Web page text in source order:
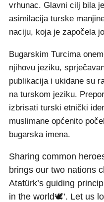
vrhunac. Glavni cilj bila
asimilacija turske
naciju, koja je započela
Bugarskim Turcima
njihovu jeziku,
publikacija i ukidane su
na turskom jeziku.
izbrisati turski etnički
muslimane općenito
bugarska imena.
Sharing common
brings our two nations
Atatürk’s guiding
in the world🕊️’. Let us